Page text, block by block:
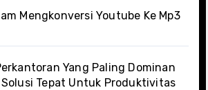
Mengkonversi Youtube Ke Mp3
Yang Paling Dominan
Tepat Untuk Produktivitas